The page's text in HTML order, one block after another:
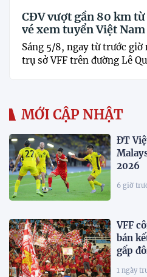
CĐV vượt gần 80 km
vé xem tuyển Việt Nam
Sáng 5/8, ngay từ trước
trụ sở VFF trên đường Lê
MỚI CẬP NHẬT
ĐT
2026
6 giờ
VFF
bán
gấp
1 ngày